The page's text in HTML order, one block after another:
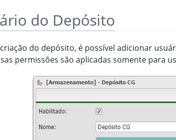
do Depósito
do depósito, é possível adicionar
permissões são aplicadas somente para